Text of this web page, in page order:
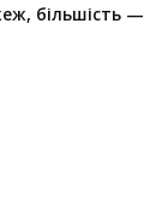
більшість —